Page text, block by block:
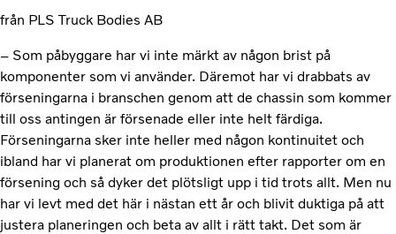
från PLS Truck Bodies AB
– Som påbyggare har vi inte märkt av någon brist på
komponenter som vi använder. Däremot har vi drabbats av
förseningarna i branschen genom att de chassin som kommer
till oss antingen är försenade eller inte helt färdiga.
Förseningarna sker inte heller med någon kontinuitet och
ibland har vi planerat om produktionen efter rapporter om en
försening och så dyker det plötsligt upp i tid trots allt. Men nu
har vi levt med det här i nästan ett år och blivit duktiga på att
justera planeringen och beta av allt i rätt takt. Det som är